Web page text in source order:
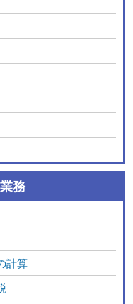
務
計算